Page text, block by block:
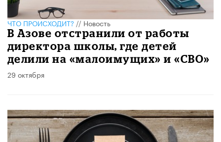
ЧТО ПРОИСХОДИТ?//Новость
В Азове отстранили от работы
директора школы, где детей
делили на «малоимущих» и «СВО»
29 октября